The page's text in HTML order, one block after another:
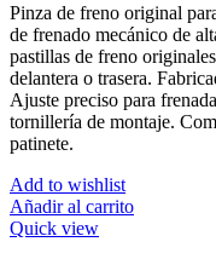
Pinza de freno original
de frenado mecánico de
pastillas de freno
delantera o trasera.
Ajuste preciso para
tornillería de montaje.
patinete.
Add to wishlist
Añadir al carrito
Quick view